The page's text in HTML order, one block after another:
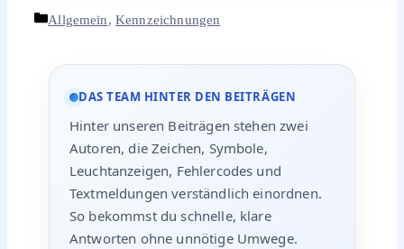
Kategorien
Allgemein, Kennzeichnungen
DAS TEAM HINTER DEN BEITRÄGEN
Hinter unseren Beiträgen stehen zwei
Autoren, die Zeichen, Symbole,
Leuchtanzeigen, Fehlercodes und
Textmeldungen verständlich einordnen.
So bekommst du schnelle, klare
Antworten ohne unnötige Umwege.